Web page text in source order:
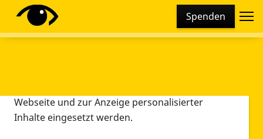
Spenden
Diese Webseite setzt verschiedene Cookies und
Tracking-Tools ein. Dies beinhaltet Cookies und
Webseite und zur Anzeige personalisierter
Inhalte eingesetzt werden.